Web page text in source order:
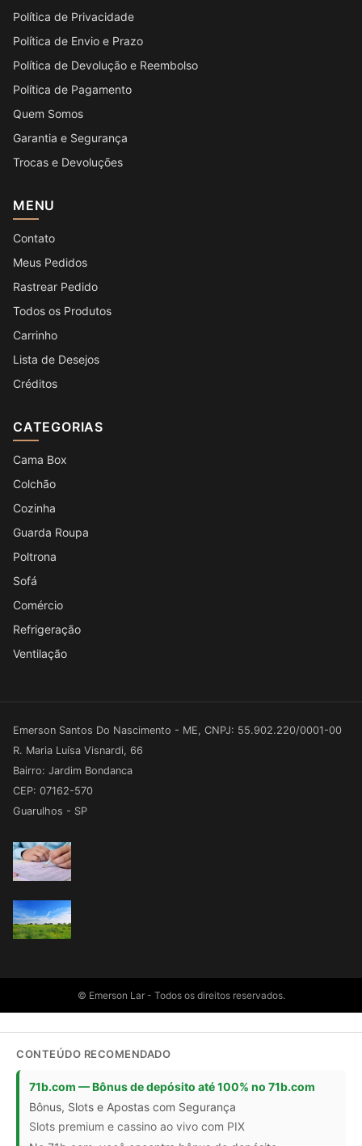
Política de Privacidade
Política de Envio e Prazo
Política de Devolução e Reembolso
Política de Pagamento
Quem Somos
Garantia e Segurança
Trocas e Devoluções
MENU
Contato
Meus Pedidos
Rastrear Pedido
Todos os Produtos
Carrinho
Lista de Desejos
Créditos
CATEGORIAS
Cama Box
Colchão
Cozinha
Guarda Roupa
Poltrona
Sofá
Comércio
Refrigeração
Ventilação
Emerson Santos Do Nascimento - ME, CNPJ: 55.902.220/0001-00
R. Maria Luísa Visnardi, 66
Bairro: Jardim Bondanca
CEP: 07162-570
Guarulhos - SP
© Emerson Lar - Todos os direitos reservados.
CONTEÚDO RECOMENDADO
71b.com — Bônus de depósito até 100% no 71b.com
Bônus, Slots e Apostas com Segurança
Slots premium e cassino ao vivo com PIX